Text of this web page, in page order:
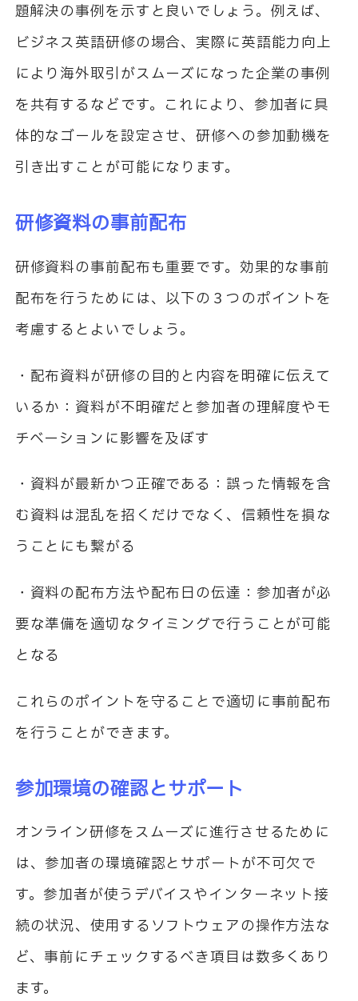
題解決の事例を示すと良いでしょう。例えば、
ビジネス英語研修の場合、実際に英語能力向上
により海外取引がスムーズになった企業の事例
を共有するなどです。これにより、参加者に具
体的なゴールを設定させ、研修への参加動機を
引き出すことが可能になります。
研修資料の事前配布
研修資料の事前配布も重要です。効果的な事前
配布を行うためには、以下の３つのポイントを
考慮するとよいでしょう。
・配布資料が研修の目的と内容を明確に伝えて
いるか：資料が不明確だと参加者の理解度やモ
チベーションに影響を及ぼす
・資料が最新かつ正確である：誤った情報を含
む資料は混乱を招くだけでなく、信頼性を損な
うことにも繋がる
・資料の配布方法や配布日の伝達：参加者が必
要な準備を適切なタイミングで行うことが可能
となる
これらのポイントを守ることで適切に事前配布
を行うことができます。
参加環境の確認とサポート
オンライン研修をスムーズに進行させるために
は、参加者の環境確認とサポートが不可欠で
す。参加者が使うデバイスやインターネット接
続の状況、使用するソフトウェアの操作方法な
ど、事前にチェックするべき項目は数多くあり
ます。